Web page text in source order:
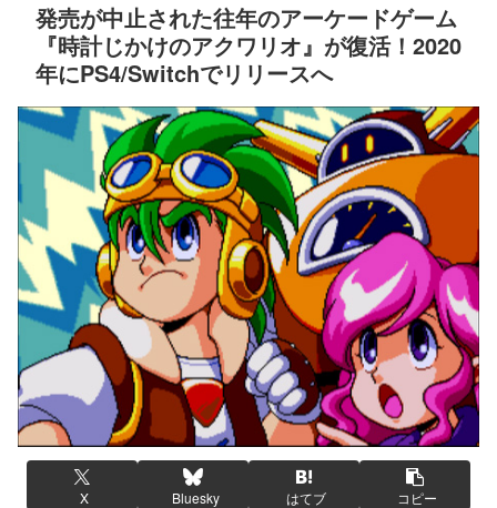
発売が中止された往年のアーケードゲーム
『時計じかけのアクワリオ』が復活！2020
年にPS4/Switchでリリースへ
X Bluesky はてブ コピー